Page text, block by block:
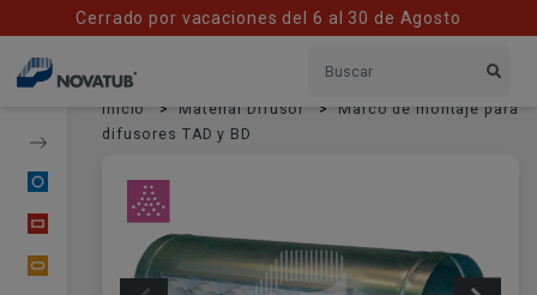
Cerrado por vacaciones del 6 al 30 de Agosto
Conducto Circular
Conducto Rectangular
Conducto Oval
Inicio Material Difusor
Marco de montaje para
difusores TAD y BD